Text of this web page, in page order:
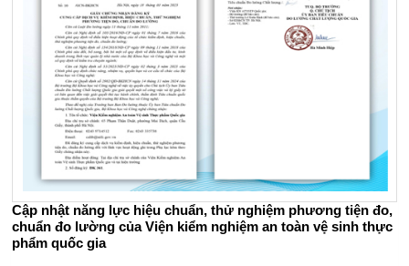
Cập nhật năng lực hiệu chuẩn, thử nghiệm phương tiện đo,
chuẩn đo lường của Viện kiểm nghiệm an toàn vệ sinh thực
phẩm quốc gia